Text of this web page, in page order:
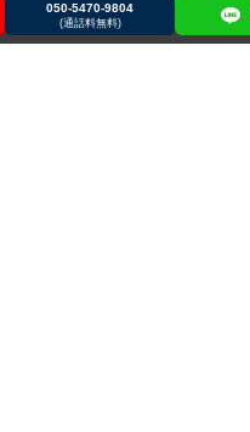
050-5470-9804
(通話料無料)
050-5470-9804